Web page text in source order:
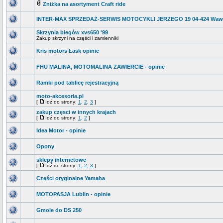
Zniżka na asortyment Craft ride
INTER-MAX SPRZEDAŻ-SERWIS MOTOCYKLI JERZEGO 19 04-424
Skrzynia biegów xvs650 '99
Zakup skrzyni na części i zamienniki
Kris motors Łask opinie
FHU MALINA, MOTOMALINA ZAWIERCIE - opinie
Ramki pod tablicę rejestracyjną
moto-akcesoria.pl
[ Idź do strony: 1 2 3 ]
zakup częsci w innych krajach
[ Idź do strony: 1 2 ]
Idea Motor - opinie
Opony
sklepy internetowe
[ Idź do strony: 1 2 3 ]
Części oryginalne Yamaha
MOTOPASJA Lublin - opinie
Gmole do DS 250